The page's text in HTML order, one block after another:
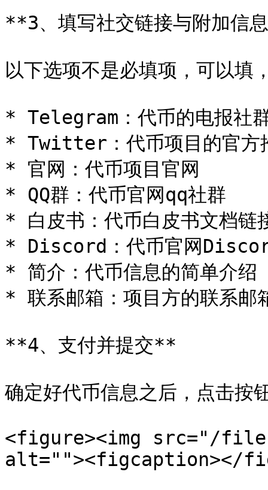
**3、填写社交链接与附加信
以下选项不是必填项，可以填
* Telegram：代币的电报社
* Twitter：代币项目的官方
* 官网：代币项目官网
* QQ群：代币官网qq社群
* 白皮书：代币白皮书文档链
* Discord：代币官网
* 简介：代币信息的简单介绍
* 联系邮箱：项目方的联系邮
**4、支付并提交**
确定好代币信息之后，点击按
<figure><img src="/
alt=""><figcaption></